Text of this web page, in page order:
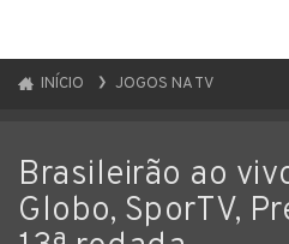
INÍCIO JOGOS NA TV
Brasileirão ao
Globo, SporTV,